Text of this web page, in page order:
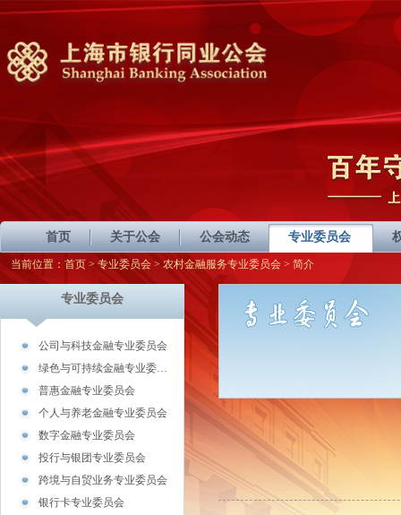
首页 关于公会 公会动态 专业委员会
当前位置： 首页 > 专业委员会 > 农村金融服务专业委员会 > 简介
专业委员会
公司与科技金融专业委员会
绿色与可持续金融专业委…
普惠金融专业委员会
个人与养老金融专业委员会
数字金融专业委员会
投行与银团专业委员会
跨境与自贸业务专业委员会
银行卡专业委员会